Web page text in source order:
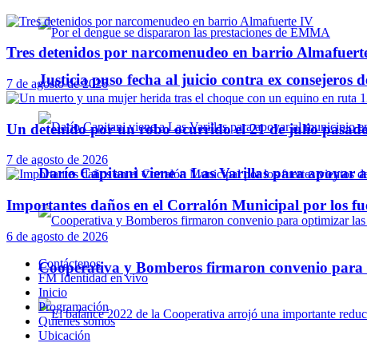
Justicia puso fecha al juicio contra ex consejeros
Darío Capitani viene a Las Varillas para apoyar
Cooperativa y Bomberos firmaron convenio para
Tres detenidos por narcomenudeo en barrio
7 de agosto de 2026
Un detenido por un robo ocurrido el 21 de julio
7 de agosto de 2026
Importantes daños en el Corralón Municipal por los
6 de agosto de 2026
Contáctenos
FM Identidad en vivo
Inicio
Programación
Quienes somos
Ubicación